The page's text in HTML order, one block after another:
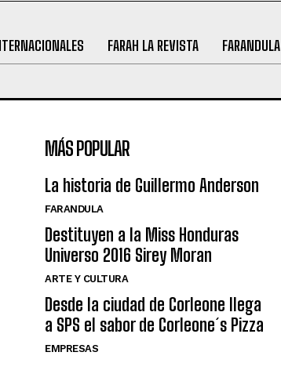
FARAH LA REVISTA FARANDULA
MÁS POPULAR
La historia de Guillermo Anderson
FARANDULA
Destituyen a la Miss Honduras
Universo 2016 Sirey Moran
ARTE Y CULTURA
Desde la ciudad de Corleone llega
a SPS el sabor de Corleone´s Pizza
EMPRESAS